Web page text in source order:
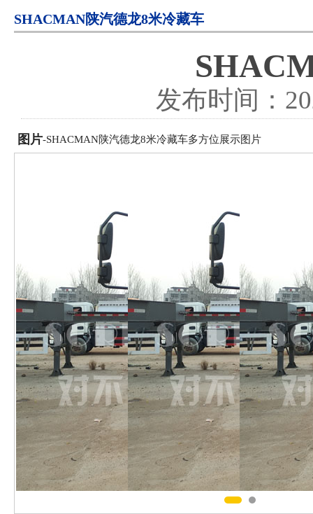
SHACMAN陕汽德龙8米冷藏车
发布时间：
图片-SHACMAN陕汽德龙8米冷藏车多方位展示图片